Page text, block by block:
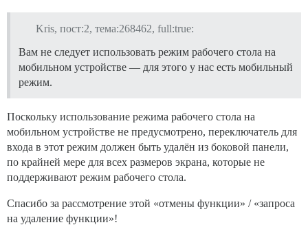
Kris, пост:2, тема:268462, full:true:
Вам не следует использовать режим рабочего стола на
мобильном устройстве — для этого у нас есть мобильный
режим.
Поскольку использование режима рабочего стола на
мобильном устройстве не предусмотрено, переключатель для
входа в этот режим должен быть удалён из боковой панели,
по крайней мере для всех размеров экрана, которые не
поддерживают режим рабочего стола.
Спасибо за рассмотрение этой «отмены функции» / «запроса
на удаление функции»!